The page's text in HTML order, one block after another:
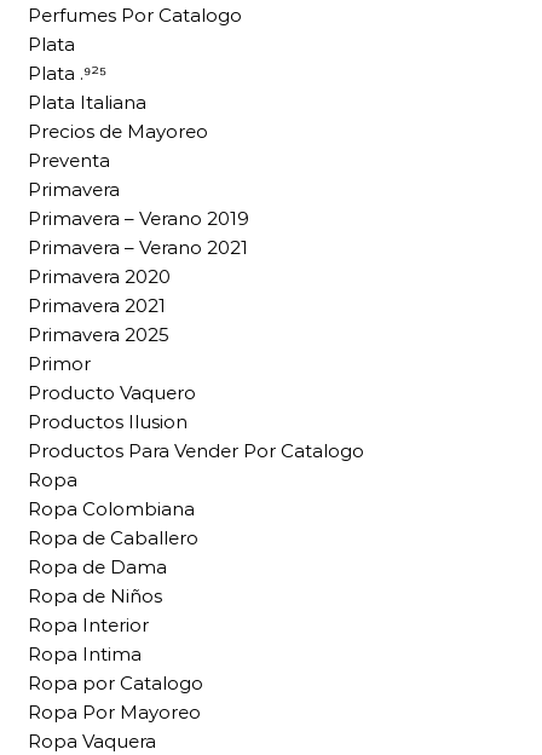
Perfumes Por Catalogo
Plata
Plata .⁹²⁵
Plata Italiana
Precios de Mayoreo
Preventa
Primavera
Primavera – Verano 2019
Primavera – Verano 2021
Primavera 2020
Primavera 2021
Primavera 2025
Primor
Producto Vaquero
Productos Ilusion
Productos Para Vender Por Catalogo
Ropa
Ropa Colombiana
Ropa de Caballero
Ropa de Dama
Ropa de Niños
Ropa Interior
Ropa Intima
Ropa por Catalogo
Ropa Por Mayoreo
Ropa Vaquera